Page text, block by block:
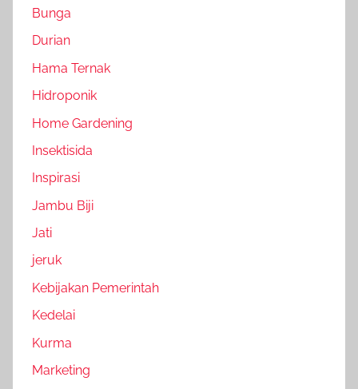
Bunga
Durian
Hama Ternak
Hidroponik
Home Gardening
Insektisida
Inspirasi
Jambu Biji
Jati
jeruk
Kebijakan Pemerintah
Kedelai
Kurma
Marketing